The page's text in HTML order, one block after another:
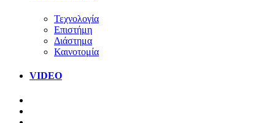
Τεχνολογία
Επιστήμη
Διάστημα
Καινοτομία
VIDEO